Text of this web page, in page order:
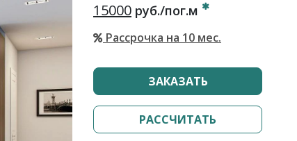
15000 руб./пог.м
Рассрочка на 10 мес.
ЗАКАЗАТЬ
РАССЧИТАТЬ